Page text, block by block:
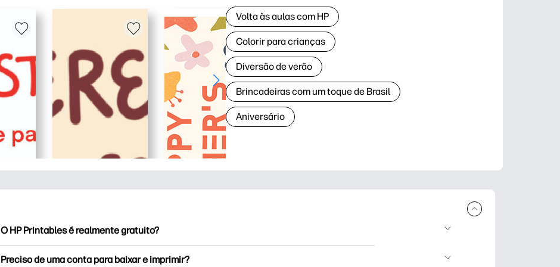
Volta às aulas com HP
Colorir para crianças
Diversão de verão
Brincadeiras com um toque de Brasil
Aniversário
O HP Printables é realmente gratuito?
Preciso de uma conta para baixar e imprimir?